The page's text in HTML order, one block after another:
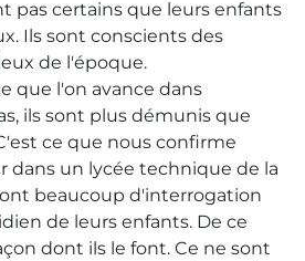
pas certains que leurs enfants
Ils sont conscients des
de l'époque.
que l'on avance dans
ils sont plus démunis que
ce que nous confirme
dans un lycée technique de la
beaucoup d'interrogation
de leurs enfants. De ce
dont ils le font. Ce ne sont